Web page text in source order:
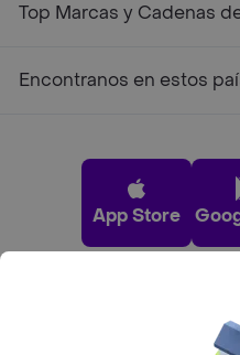
Top Marcas y Cadenas
Encontranos en estos
App Store
Pide tu comida favorita